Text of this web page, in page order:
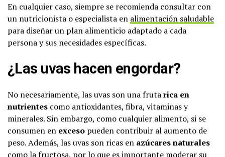
En cualquier caso, siempre se recomienda consultar con
un nutricionista o especialista en alimentación saludable
para diseñar un plan alimenticio adaptado a cada
persona y sus necesidades específicas.
¿Las uvas hacen engordar?
No necesariamente, las uvas son una frutarica en
nutrientes como antioxidantes, fibra, vitaminas y
minerales. Sin embargo, como cualquier alimento, si se
consumen en exceso pueden contribuir al aumento de
peso. Además, las uvas son ricas en azúcares naturales
como la fructosa, por lo que es importante moderar su